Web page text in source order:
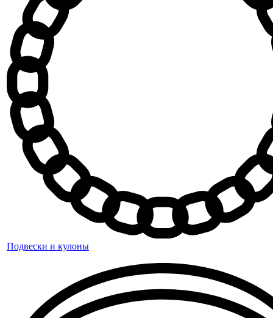
Подвески и кулоны